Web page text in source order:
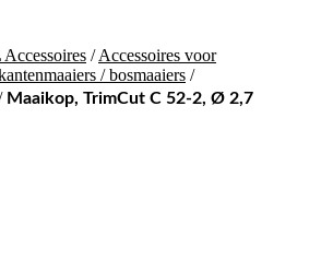
/Accessoires voor
/ bosmaaiers /
Maaikop, TrimCut C 52-2, Ø 2,7